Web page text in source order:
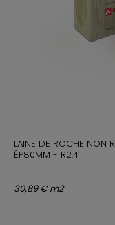
LAINE DE ROCHE NON
ÉP80MM - R2.4
30,89 € m2